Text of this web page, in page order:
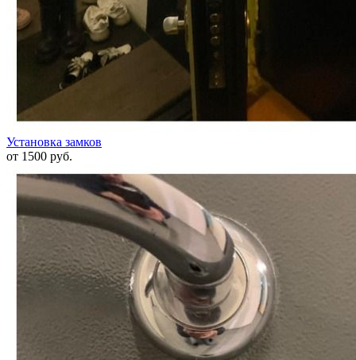
Установка замков
от 1500 руб.